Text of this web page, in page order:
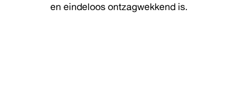
en eindeloos ontzagwekkend is.